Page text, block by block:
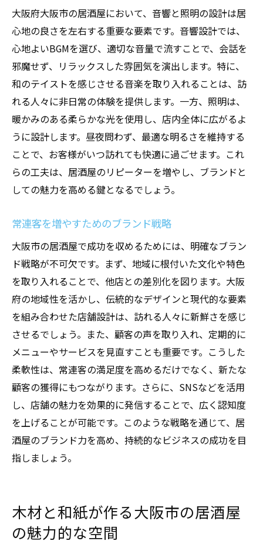
大阪府大阪市の居酒屋において、音響と照明の設計は居
心地の良さを左右する重要な要素です。音響設計では、
心地よいBGMを選び、適切な音量で流すことで、会話を
邪魔せず、リラックスした雰囲気を演出します。特に、
和のテイストを感じさせる音楽を取り入れることは、訪
れる人々に非日常の体験を提供します。一方、照明は、
暖かみのある柔らかな光を使用し、店内全体に広がるよ
うに設計します。昼夜問わず、最適な明るさを維持する
ことで、お客様がいつ訪れても快適に過ごせます。これ
らの工夫は、居酒屋のリピーターを増やし、ブランドと
しての魅力を高める鍵となるでしょう。
常連客を増やすためのブランド戦略
大阪市の居酒屋で成功を収めるためには、明確なブラン
ド戦略が不可欠です。まず、地域に根付いた文化や特色
を取り入れることで、他店との差別化を図ります。大阪
府の地域性を活かし、伝統的なデザインと現代的な要素
を組み合わせた店舗設計は、訪れる人々に新鮮さを感じ
させるでしょう。また、顧客の声を取り入れ、定期的に
メニューやサービスを見直すことも重要です。こうした
柔軟性は、常連客の満足度を高めるだけでなく、新たな
顧客の獲得にもつながります。さらに、SNSなどを活用
し、店舗の魅力を効果的に発信することで、広く認知度
を上げることが可能です。このような戦略を通じて、居
酒屋のブランド力を高め、持続的なビジネスの成功を目
指しましょう。
木材と和紙が作る大阪市の居酒屋
の魅力的な空間